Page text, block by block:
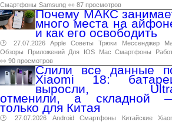
Смартфоны Samsung 👀 87 просмотров
Почему МАКС
много места на
и как его освободить
🕑 27.07.2026 Apple Советы Трюки Мессенджер
Обзоры
Приложений Для IOS Mac Смартфоны
👀 90 просмотров
Слили все данные
Xiaomi 18:
выросли,
отменили, а складной
только для Китая
🕑 27.07.2026 Android Смартфоны Китайские